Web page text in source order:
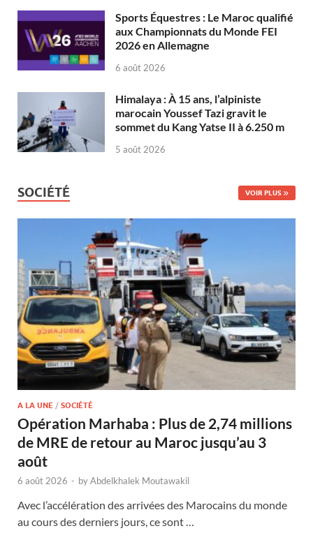
Sports Équestres : Le Maroc qualifié
aux Championnats du Monde FEI
2026 en Allemagne
6 août 2026
Himalaya : À 15 ans, l’alpiniste
marocain Youssef Tazi gravit le
sommet du Kang Yatse II à 6.250 m
5 août 2026
SOCIÉTÉ VOIR PLUS
A LA UNE / SOCIÉTÉ
Opération Marhaba : Plus de 2,74 millions
de MRE de retour au Maroc jusqu’au 3
août
6 août 2026 - byAbdelkhalek Moutawakil
Avec l’accélération des arrivées des Marocains du monde
au cours des derniers jours, ce sont …